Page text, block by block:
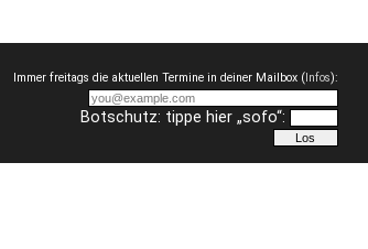
Immer freitags die aktuellen Termine in deiner Mailbox (Infos):
Botschutz: tippe hier „sofo“: